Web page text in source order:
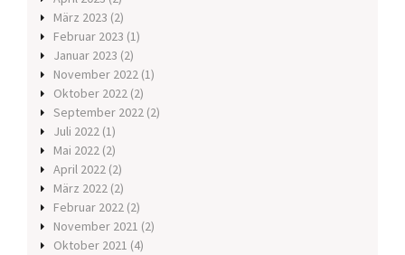
März 2023 (2)
Februar 2023 (1)
Januar 2023 (2)
November 2022 (1)
Oktober 2022 (2)
September 2022 (2)
Juli 2022 (1)
Mai 2022 (2)
April 2022 (2)
März 2022 (2)
Februar 2022 (2)
November 2021 (2)
Oktober 2021 (4)